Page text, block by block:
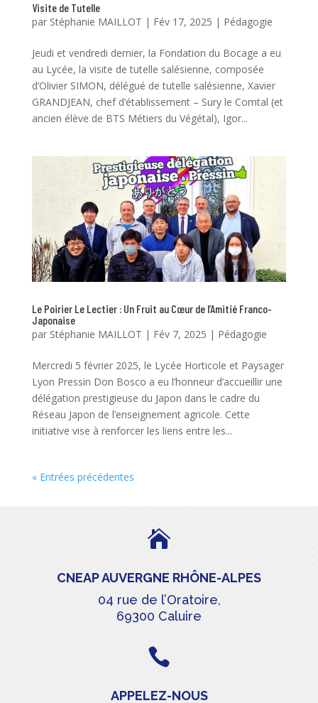
Visite de Tutelle
par Stéphanie MAILLOT | Fév 17, 2025 | Pédagogie
Jeudi et vendredi dernier, la Fondation du Bocage a eu
au Lycée, la visite de tutelle salésienne, composée
d’Olivier SIMON, délégué de tutelle salésienne, Xavier
GRANDJEAN, chef d’établissement – Sury le Comtal (et
ancien élève de BTS Métiers du Végétal), Igor...
Le Poirier Le Lectier : Un Fruit au Cœur de l’Amitié Franco-
Japonaise
par Stéphanie MAILLOT | Fév 7, 2025 | Pédagogie
Mercredi 5 février 2025, le Lycée Horticole et Paysager
Lyon Pressin Don Bosco a eu l’honneur d’accueillir une
délégation prestigieuse du Japon dans le cadre du
Réseau Japon de l’enseignement agricole. Cette
initiative vise à renforcer les liens entre les...
« Entrées précédentes

CNEAP AUVERGNE RHÔNE-ALPES
04 rue de l’Oratoire,
69300 Caluire

APPELEZ-NOUS